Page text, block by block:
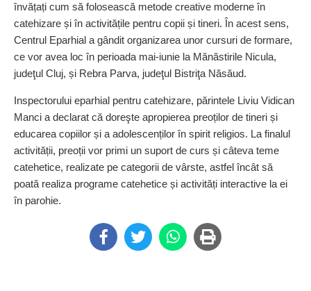
învățați cum să folosească metode creative moderne în
catehizare și în activitățile pentru copii și tineri. În acest sens,
Centrul Eparhial a gândit organizarea unor cursuri de formare,
ce vor avea loc în perioada mai-iunie la Mănăstirile Nicula,
judeţul Cluj, și Rebra Parva, judeţul Bistriţa Năsăud.
Inspectorului eparhial pentru catehizare, părintele Liviu Vidican
Manci a declarat că doreşte apropierea preoților de tineri și
educarea copiilor și a adolescenților în spirit religios. La finalul
activității, preoții vor primi un suport de curs și câteva teme
catehetice, realizate pe categorii de vârste, astfel încât să
poată realiza programe catehetice și activități interactive la ei
în parohie.